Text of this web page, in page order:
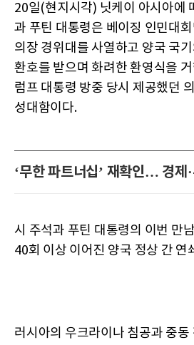
20일(현지시각) 닛케이 아시아에
과 푸틴 대통령은 베이징 인민대
의장 경위대를 사열하고 양국 국
환호를 받으며 화려한 환영식을
럼프 대통령 방중 당시 제공했던
성대함이다.
‘무한 파트너십’ 재확인… 경제
시 주석과 푸틴 대통령의 이번 만
40회 이상 이어진 양국 정상 간 연
러시아의 우크라이나 침공과 중동